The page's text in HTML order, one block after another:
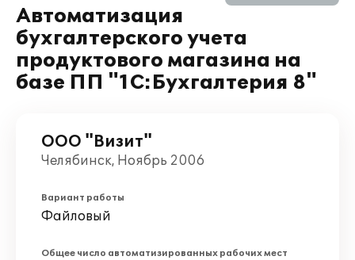
Автоматизация
бухгалтерского учета
продуктового магазина на
базе ПП "1С:Бухгалтерия 8"
ООО "Визит"
Челябинск, Ноябрь 2006
Вариант работы
Файловый
Общее число автоматизированных рабочих мест